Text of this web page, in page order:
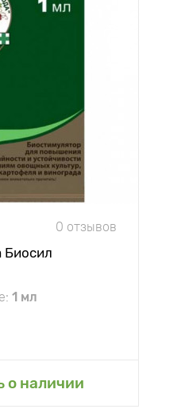
0 отзывов
Биосил
1 мл
о наличии